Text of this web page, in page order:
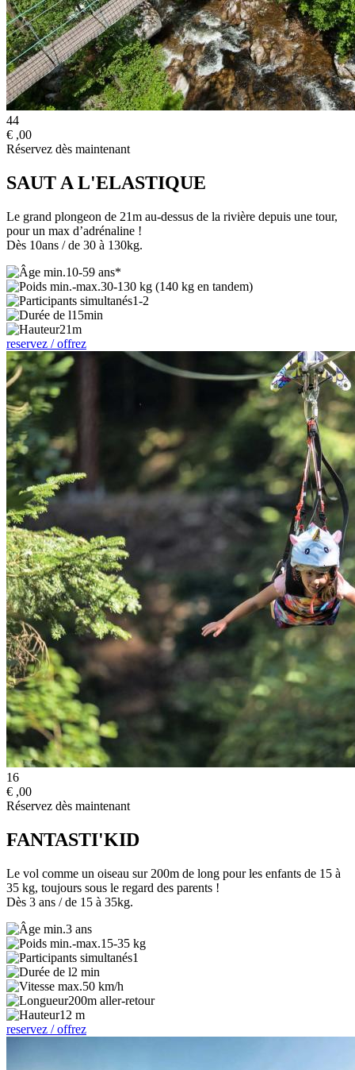
44
€ ,00
Réservez dès maintenant
SAUT A L'ELASTIQUE
Le grand plongeon de 21m au-dessus de la rivière depuis une tour,
pour un max d’adrénaline !
Dès 10ans / de 30 à 130kg.
10-59 ans*
30-130 kg (140 kg en tandem)
1-2
15min
21m
reservez / offrez
16
€ ,00
Réservez dès maintenant
FANTASTI'KID
Le vol comme un oiseau sur 200m de long pour les enfants de 15 à
35 kg, toujours sous le regard des parents !
Dès 3 ans / de 15 à 35kg.
3 ans
15-35 kg
1
2 min
50 km/h
200m aller-retour
12 m
reservez / offrez